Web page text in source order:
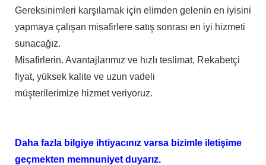
Gereksinimleri karşılamak için elimden gelenin en iyisini
yapmaya çalışan misafirlere satış sonrası en iyi hizmeti
sunacağız.
Misafirlerin. Avantajlarımız ve hızlı teslimat, Rekabetçi
fiyat, yüksek kalite ve uzun vadeli
müşterilerimize hizmet veriyoruz.
Daha fazla bilgiye ihtiyacınız varsa bizimle iletişime
geçmekten memnuniyet duyarız.